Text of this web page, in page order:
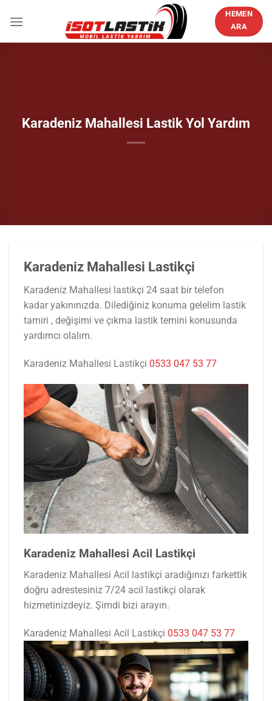
atla
HEMEN
ARA
Karadeniz Mahallesi Lastik Yol Yardım
Karadeniz Mahallesi Lastikçi
Karadeniz Mahallesi lastikçi 24 saat bir telefon
kadar yakınınızda. Dilediğiniz konuma gelelim lastik
tamiri , değişimi ve çıkma lastik temini konusunda
yardımcı olalım.
Karadeniz Mahallesi Lastikçi 0533 047 53 77
Karadeniz Mahallesi Acil Lastikçi
Karadeniz Mahallesi Acil lastikçi aradığınızı farkettik
doğru adrestesiniz 7/24 acil lastikçi olarak
hizmetinizdeyiz. Şimdi bizi arayın.
Karadeniz Mahallesi Acil Lastikçi 0533 047 53 77